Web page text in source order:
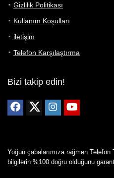
Gizlilik Politikası
Kullanım Koşulları
iletişim
Telefon Karşılaştırma
Bizi takip edin!
Yoğun çabalarımıza rağmen
bilgilerin %100 doğru olduğunu